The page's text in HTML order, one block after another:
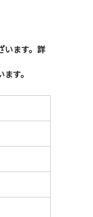
います。詳
す。